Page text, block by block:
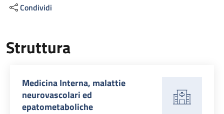
Condividi
Struttura
Medicina Interna, malattie
neurovascolari ed
epatometaboliche